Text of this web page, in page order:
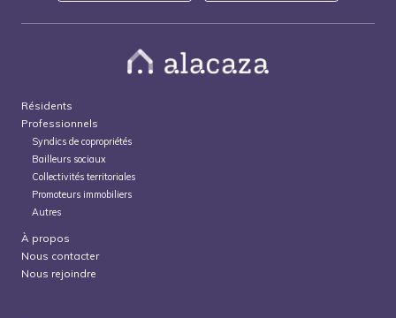
Résidents
Professionnels
Syndics de copropriétés
Bailleurs sociaux
Collectivités territoriales
Promoteurs immobiliers
Autres
À propos
Nous contacter
Nous rejoindre